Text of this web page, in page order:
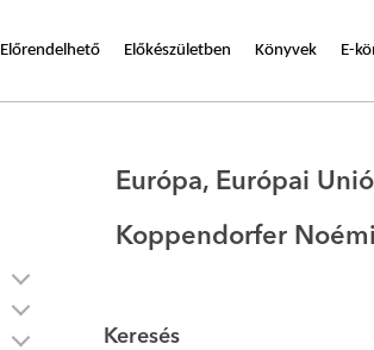
Előrendelhető Előkészületben Könyvek E-
Európa, Európai Unió
Koppendorfer
Keresés